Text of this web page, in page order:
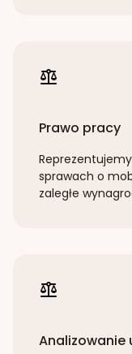
Prawo pracy
sprawach o
zaległe
Analizowanie